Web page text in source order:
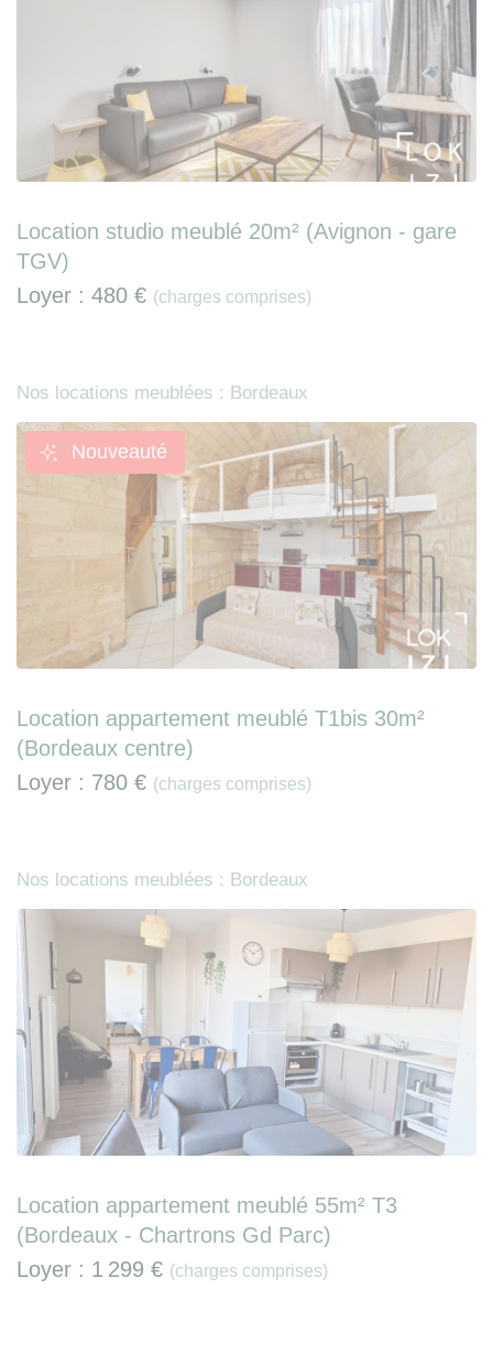
Location studio meublé 20m² (Avignon - gare
TGV)
Loyer : 480 € (charges comprises)
Nos locations meublées : Bordeaux
Nouveauté
Location appartement meublé T1bis 30m²
(Bordeaux centre)
Loyer : 780 € (charges comprises)
Nos locations meublées : Bordeaux
Location appartement meublé 55m² T3
(Bordeaux - Chartrons Gd Parc)
Loyer : 1 299 € (charges comprises)